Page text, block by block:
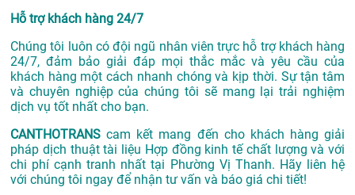
Hỗ trợ khách hàng 24/7
Chúng tôi luôn có đội ngũ nhân viên trực hỗ trợ khách hàng
24/7, đảm bảo giải đáp mọi thắc mắc và yêu cầu của
khách hàng một cách nhanh chóng và kịp thời. Sự tận tâm
và chuyên nghiệp của chúng tôi sẽ mang lại trải nghiệm
dịch vụ tốt nhất cho bạn.
CANTHOTRANS cam kết mang đến cho khách hàng giải
pháp dịch thuật tài liệu Hợp đồng kinh tế chất lượng và với
chi phí cạnh tranh nhất tại Phường Vị Thanh. Hãy liên hệ
với chúng tôi ngay để nhận tư vấn và báo giá chi tiết!